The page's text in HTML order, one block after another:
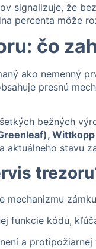
signalizuje, že
percenta môže
čo
ako nemenný
presnú
bežných
Wittkopp
aktuálneho stavu
kódu,
a protipožiarnej